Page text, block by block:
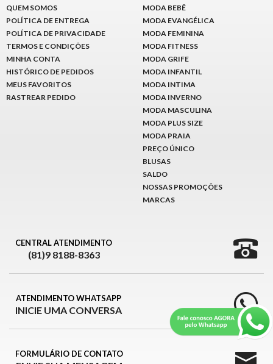
QUEM SOMOS
POLÍTICA DE ENTREGA
POLÍTICA DE PRIVACIDADE
TERMOS E CONDIÇÕES
MINHA CONTA
HISTÓRICO DE PEDIDOS
MEUS FAVORITOS
RASTREAR PEDIDO
MODA BEBÊ
MODA EVANGÉLICA
MODA FEMININA
MODA FITNESS
MODA GRIFE
MODA INFANTIL
MODA INTIMA
MODA INVERNO
MODA MASCULINA
MODA PLUS SIZE
MODA PRAIA
PREÇO ÚNICO
BLUSAS
SALDO
NOSSAS PROMOÇÕES
MARCAS
CENTRAL ATENDIMENTO
(81)9 8188-8363
ATENDIMENTO WHATSAPP
INICIE UMA CONVERSA
FORMULÁRIO DE CONTATO